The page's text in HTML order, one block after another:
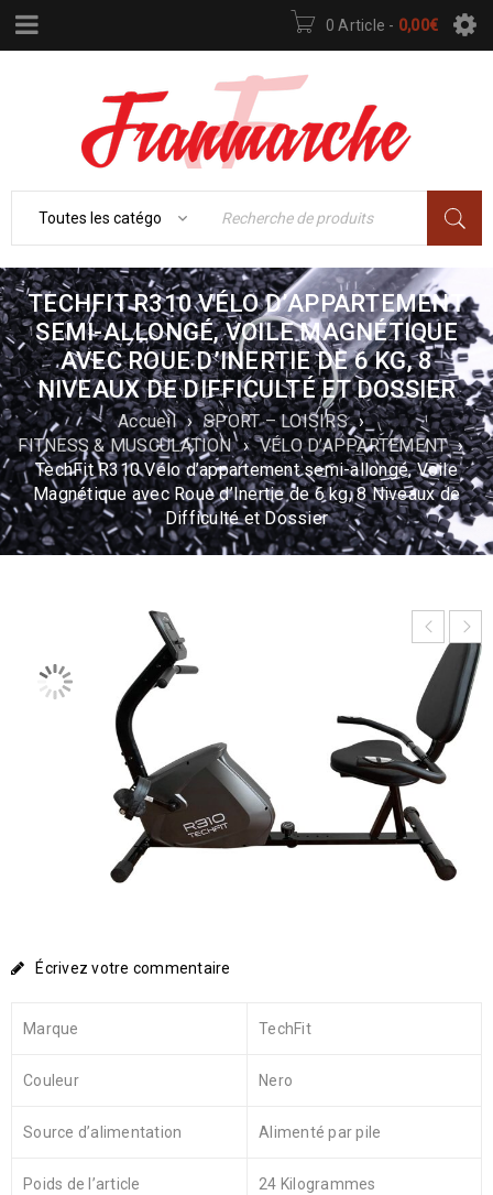
0 Article - 0,00€
TECHFIT R310 VÉLO D’APPARTEMENT
SEMI-ALLONGÉ, VOILE MAGNÉTIQUE
AVEC ROUE D’INERTIE DE 6 KG, 8
NIVEAUX DE DIFFICULTÉ ET DOSSIER
Accueil › SPORT – LOISIRS ›
FITNESS & MUSCULATION › VÉLO D’APPARTEMENT ›
TechFit R310 Vélo d’appartement semi-allongé, Voile
Magnétique avec Roue d’Inertie de 6 kg, 8 Niveaux de
Difficulté et Dossier
Écrivez votre commentaire
Marque TechFit
Couleur Nero
Source d’alimentation Alimenté par pile
Poids de l’article 24 Kilogrammes